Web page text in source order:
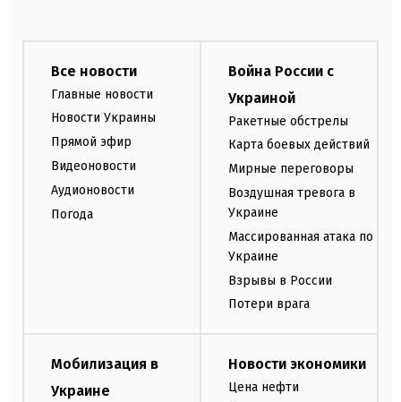
Все новости
Главные новости
Новости Украины
Прямой эфир
Видеоновости
Аудионовости
Погода
Война России с
Украиной
Ракетные обстрелы
Карта боевых действий
Мирные переговоры
Воздушная тревога в
Украине
Массированная атака по
Украине
Взрывы в России
Потери врага
Мобилизация в
Украине
Новости экономики
Цена нефти